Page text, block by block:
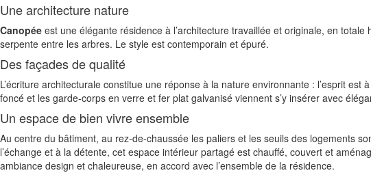
Une architecture nature
Canopée est une élégante résidence à l’architecture travaillée et originale, en
serpente entre les arbres. Le style est contemporain et épuré.
Des façades de qualité
L’écriture architecturale constitue une réponse à la nature environnante : l’esprit
foncé et les garde-corps en verre et fer plat galvanisé viennent s’y insérer avec
Un espace de bien vivre ensemble
Au centre du bâtiment, au rez-de-chaussée les paliers et les seuils des logements
l’échange et à la détente, cet espace intérieur partagé est chauffé, couvert et
ambiance design et chaleureuse, en accord avec l’ensemble de la résidence.